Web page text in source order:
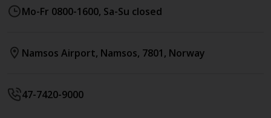
Mo-Fr 0800-1600, Sa-Su closed
Namsos Airport, Namsos, 7801, Norway
47-7420-9000